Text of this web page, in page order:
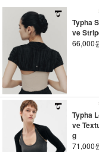
Typha
ve
66,000
Typha
ve
g
71,000